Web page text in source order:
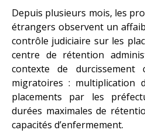
Depuis plusieurs mois, les
étrangers observent un
contrôle judiciaire sur les
centre de rétention
contexte de durcissement
migratoires : multiplication
placements par les
durées maximales de
capacités d’enfermement.